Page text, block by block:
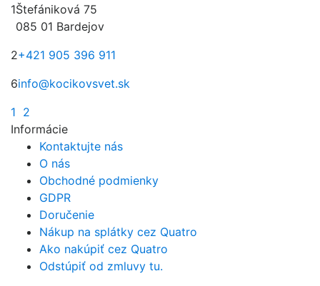
1Štefániková 75
085 01 Bardejov
2+421 905 396 911
6info@kocikovsvet.sk
1 2
Informácie
Kontaktujte nás
O nás
Obchodné podmienky
GDPR
Doručenie
Nákup na splátky cez Quatro
Ako nakúpiť cez Quatro
Odstúpiť od zmluvy tu.